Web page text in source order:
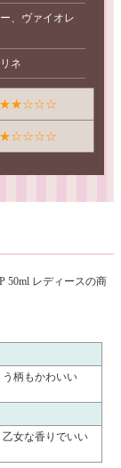
、ヴァイオレ
ネ
★★☆☆☆
★☆☆☆☆
50ml レディースの商
柄もかわいい
女な香りでいい